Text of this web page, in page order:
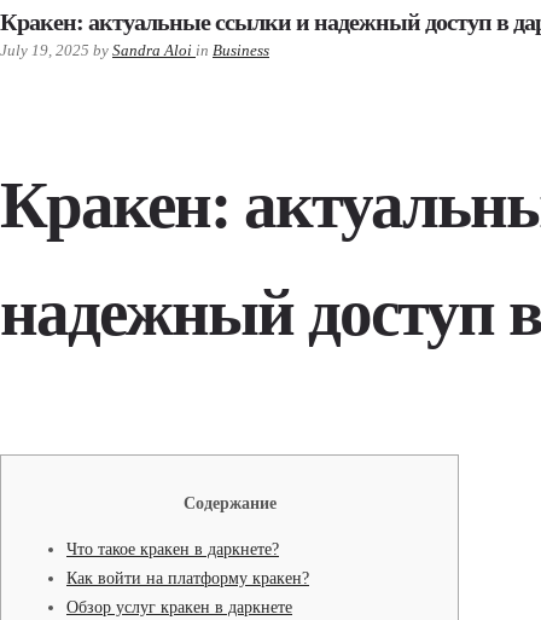
Кракен: актуальные ссылки и надежный доступ в
July 19, 2025 by Sandra Aloi in Business
Кракен:
надежный доступ
Содержание
Что такое кракен в даркнете?
Как войти на платформу кракен?
Обзор услуг кракен в даркнете